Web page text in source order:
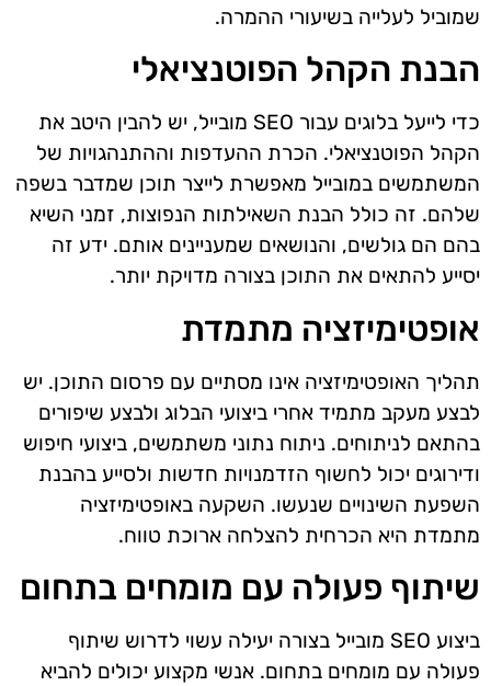
שמוביל לעלייה בשיעורי ההמרה.
הבנת הקהל הפוטנציאלי
כדי לייעל בלוגים עבור SEO מובייל, יש להבין היטב את
הקהל הפוטנציאלי. הכרת ההעדפות וההתנהגויות של
המשתמשים במובייל מאפשרת לייצר תוכן שמדבר בשפה
שלהם. זה כולל הבנת השאילתות הנפוצות, זמני השיא
בהם הם גולשים, והנושאים שמעניינים אותם. ידע זה
יסייע להתאים את התוכן בצורה מדויקת יותר.
אופטימיזציה מתמדת
תהליך האופטימיזציה אינו מסתיים עם פרסום התוכן. יש
לבצע מעקב מתמיד אחרי ביצועי הבלוג ולבצע שיפורים
בהתאם לניתוחים. ניתוח נתוני משתמשים, ביצועי חיפוש
ודירוגים יכול לחשוף הזדמנויות חדשות ולסייע בהבנת
השפעת השינויים שנעשו. השקעה באופטימיזציה
מתמדת היא הכרחית להצלחה ארוכת טווח.
שיתוף פעולה עם מומחים בתחום
ביצוע SEO מובייל בצורה יעילה עשוי לדרוש שיתוף
פעולה עם מומחים בתחום. אנשי מקצוע יכולים להביא